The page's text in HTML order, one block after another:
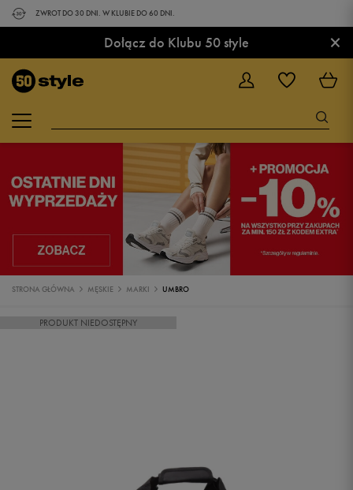
ZWROT DO 30 DNI. W KLUBIE DO 60 DNI.
Dołącz do Klubu 50 style ×
STRONA GŁÓWNA MĘSKIE MARKI UMBRO
PRODUKT NIEDOSTĘPNY